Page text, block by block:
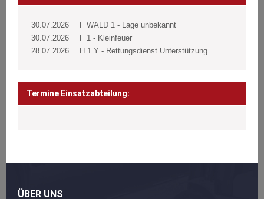
30.07.2026
F WALD 1 - Lage unbekannt
30.07.2026
F 1 - Kleinfeuer
28.07.2026
H 1 Y - Rettungsdienst Unterstützung
Termine Einsatzabteilung:
ÜBER UNS